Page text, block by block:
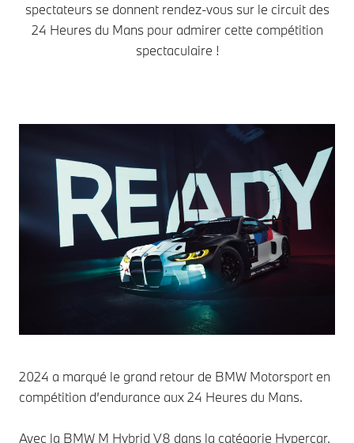
spectateurs se donnent rendez-vous sur le circuit des
24 Heures du Mans pour admirer cette compétition
spectaculaire !
2024 a marqué le grand retour de BMW Motorsport en
compétition d’endurance aux 24 Heures du Mans.
Avec la BMW M Hybrid V8 dans la catégorie Hypercar,